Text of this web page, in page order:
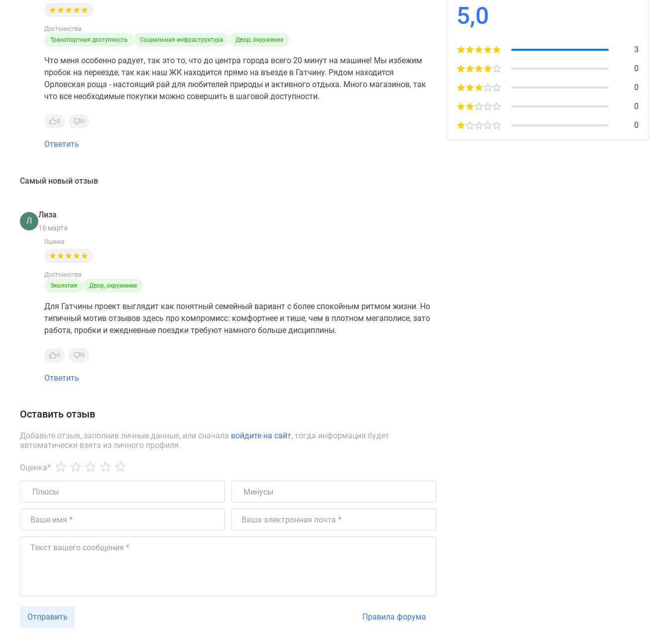
Достоинства
Транспортная доступность
Социальная инфраструктура Двор, окружение
Что меня особенно радует, так это то, что до центра города всего 20 минут на машине! Мы избежим
пробок на переезде, так как наш ЖК находится прямо на въезде в Гатчину. Рядом находится
Орловская роща - настоящий рай для любителей природы и активного отдыха. Много магазинов, так
что все необходимые покупки можно совершить в шаговой доступности.
0 0
Ответить
Самый новый отзыв
Л
Лиза
16 марта
Оценка
Достоинства
Экология
Двор, окружение
Для Гатчины проект выглядит как понятный семейный вариант с более спокойным ритмом жизни. Но
типичный мотив отзывов здесь про компромисс: комфортнее и тише, чем в плотном мегаполисе, зато
работа, пробки и ежедневные поездки требуют намного больше дисциплины.
0 0
Ответить
Оставить отзыв
Добавьте отзыв, заполнив личные данные, или сначала войдите на сайт, тогда информация будет
автоматически взята из личного профиля.
Оценка*
Отправить Правила форума
5,0
3
0
0
0
0